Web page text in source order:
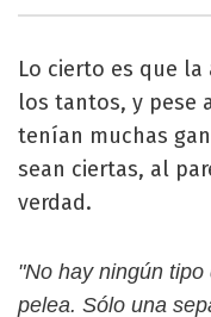
Lo cierto es que
los tantos, y pese
tenían muchas
sean ciertas, al
verdad.
"No hay ningún
pelea. Sólo una